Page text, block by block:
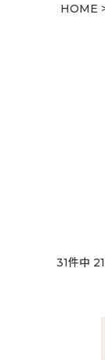
HOME
31件中 21